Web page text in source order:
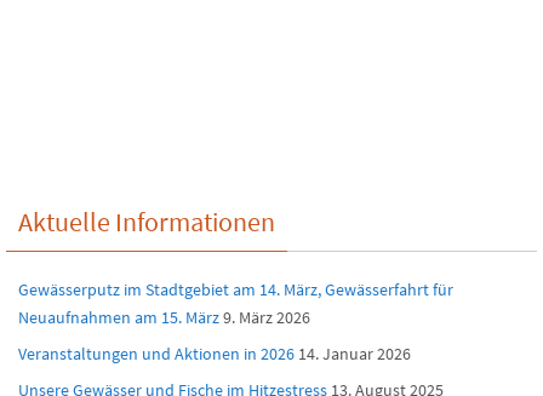
Aktuelle Informationen
Gewässerputz im Stadtgebiet am 14. März, Gewässerfahrt für
Neuaufnahmen am 15. März9. März 2026
Veranstaltungen und Aktionen in 2026 14. Januar 2026
Unsere Gewässer und Fische im Hitzestress 13. August 2025